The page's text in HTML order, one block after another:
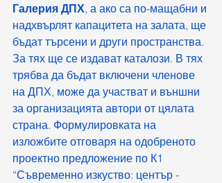
Галерия ДПХ, а ако са по-мащабни и
надхвърлят капацитета на залата, ще
бъдат търсени и други пространства.
За тях ще се издават каталози. В тях
трябва да бъдат включени членове
на ДПХ, може да участват и външни
за организацията автори от цялата
страна. Формулировката на
изложбите отговаря на одобреното
проектно предложение по К1
“Съвременно изкуство: център -